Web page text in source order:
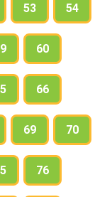
53 54
60
66
69 70
76